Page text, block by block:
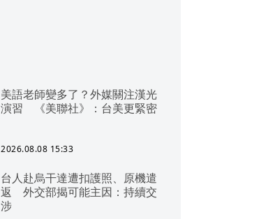
美語老師變多了？外媒關注漢光
演習 《美聯社》：台美更緊密
2026.08.08 15:33
台人赴烏干達遭扣護照、原機遣
返 外交部揭可能主因：持續交
涉